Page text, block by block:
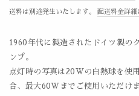
送料は別途発生いたします。 配送料金詳細
1960年代に製造されたドイツ製の
ンプ。
点灯時の写真は20Wの白熱球を使
合、最大60Wまでご使用いただけま